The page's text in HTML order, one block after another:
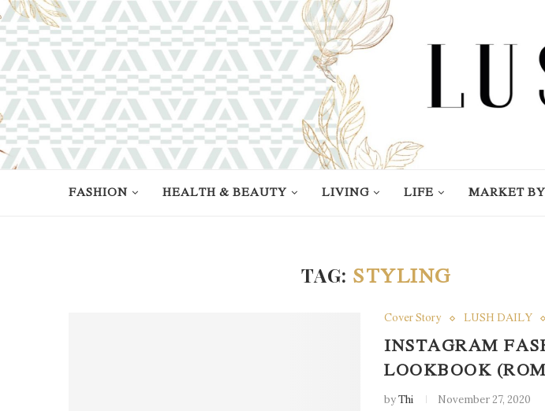
FASHION HEALTH & BEAUTY LIVING LIFE MARKET
TAG: STYLING
Cover Story LUSH DAILY
INSTAGRAM
LOOKBOOK
byThi November 27, 2020